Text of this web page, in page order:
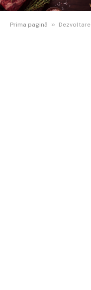
Prima pagină » Dezvoltare